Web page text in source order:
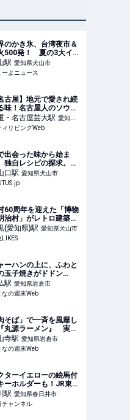
のかき氷、台湾夜市＆
500発！ 夏の3大イベ
がリトルワールドに集
駅 愛知県犬山市
ーよニュース
古屋】地元で愛され続
味！名古屋人のソウル
ド「ラーメン福 」｜シ
リビングWeb
・名古屋芸大駅 愛知県
古屋市
ィリビングWeb
出会った味から始ま
独自レシピの探求。愛
YEH ice cream〉 | ブ
タス| BRUTUS.jp
口駅 愛知県犬山市
60周年を迎えた「博物
治村」がレトロ建築の
！ 120％楽しむ周り方
説｜旅色LIKES
(愛知県)駅 愛知県犬山市
LIKES
ーハンの上に、ふわと
玉子焼きがドドン
愛知の名店のDNAを
継ぐハイレベルなチャ
ー「ふわとろ玉子セッ
Web
駅 愛知県岩倉市
なの週末Web
そば」で一斉を風靡し
丸源ラーメン』 実は
成醤油ラーメン」も旨
をご存知か？ チャー
も実践 - おとなの週末
寺駅 愛知県岩倉市
なの週末Web
ターイエローの絵馬付
ーホルダーも！JR東海
縁起の良い駅」3駅が
祈願グッズに 飯田線
2駅、中央本線から1駅
駅 愛知県春日井市
チャンネル